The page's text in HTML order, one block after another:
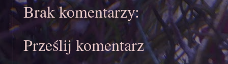
Brak komentarzy:
Prześlij komentarz